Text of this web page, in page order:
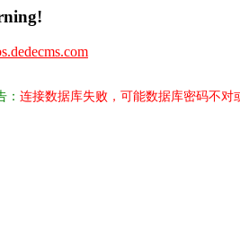
： 连接数据库失败，可能数据库密码不对